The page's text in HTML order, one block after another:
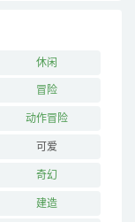
休闲
冒险
动作冒险
可爱
奇幻
建造